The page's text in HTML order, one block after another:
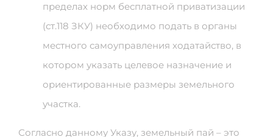
пределах норм бесплатной приватизации
(ст.118 ЗКУ) необходимо подать в органы
местного самоуправления ходатайство, в
котором указать целевое назначение и
ориентированные размеры земельного
участка.
Согласно данному Указу, земельный пай – это